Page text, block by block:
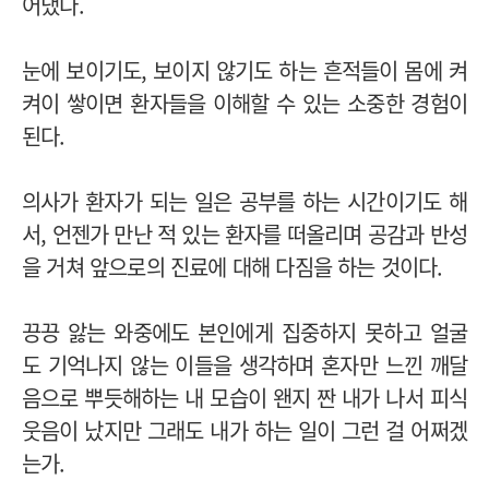
눈에 보이기도, 보이지 않기도 하는 흔적들이 몸에 켜
켜이 쌓이면 환자들을 이해할 수 있는 소중한 경험이
된다.
의사가 환자가 되는 일은 공부를 하는 시간이기도 해
서, 언젠가 만난 적 있는 환자를 떠올리며 공감과 반성
을 거쳐 앞으로의 진료에 대해 다짐을 하는 것이다.
끙끙 앓는 와중에도 본인에게 집중하지 못하고 얼굴
도 기억나지 않는 이들을 생각하며 혼자만 느낀 깨달
음으로 뿌듯해하는 내 모습이 왠지 짠 내가 나서 피식
웃음이 났지만 그래도 내가 하는 일이 그런 걸 어쩌겠
는가.